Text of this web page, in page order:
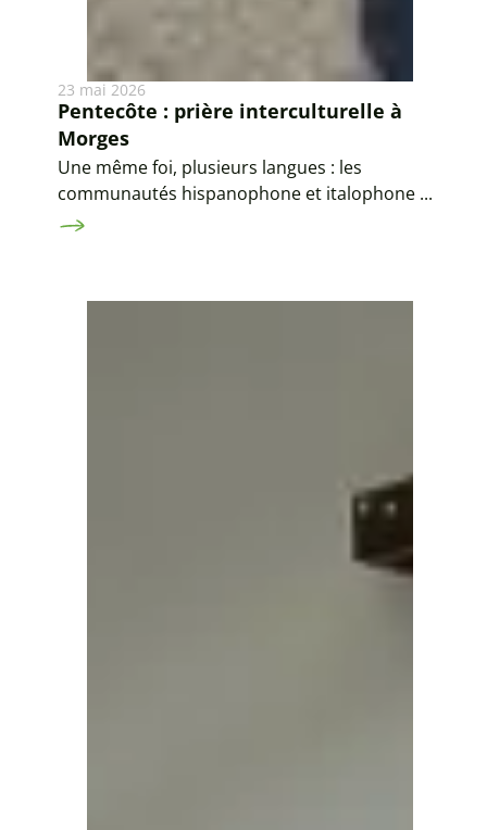
23 mai 2026
Pentecôte : prière interculturelle à
Morges
Une même foi, plusieurs langues : les
communautés hispanophone et italophone ...